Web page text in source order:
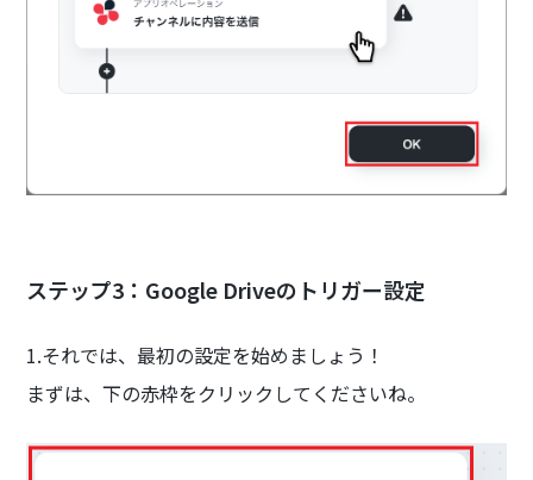
ステップ3：Google Driveのトリガー設定
1.それでは、最初の設定を始めましょう！
まずは、下の赤枠をクリックしてくださいね。